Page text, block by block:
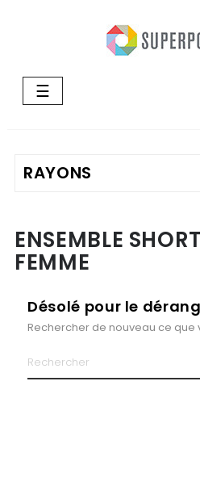
Basculer
la
☰
ENSEMBLE
FEMME
Désolé pour le
Rechercher de nouveau ce que